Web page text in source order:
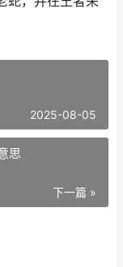
2025-08-05
思
下一篇 »